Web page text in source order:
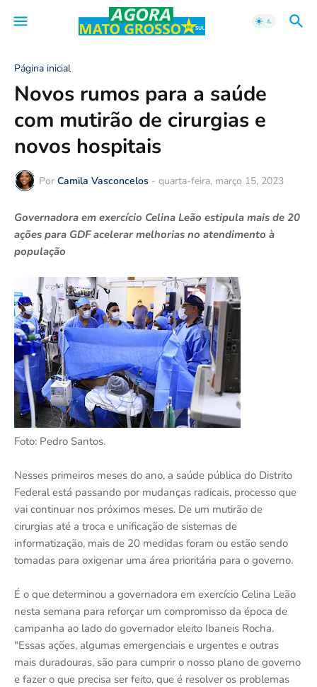
Página inicial
Novos rumos para a saúde
com mutirão de cirurgias e
novos hospitais
Por Camila Vasconcelos - quarta-feira, março 15, 2023
Governadora em exercício Celina Leão estipula mais de 20
ações para GDF acelerar melhorias no atendimento à
população
Foto: Pedro Santos.
Nesses primeiros meses do ano, a saúde pública do Distrito
Federal está passando por mudanças radicais, processo que
vai continuar nos próximos meses. De um mutirão de
cirurgias até a troca e unificação de sistemas de
informatização, mais de 20 medidas foram ou estão sendo
tomadas para oxigenar uma área prioritária para o governo.
É o que determinou a governadora em exercício Celina Leão
nesta semana para reforçar um compromisso da época de
campanha ao lado do governador eleito Ibaneis Rocha.
"Essas ações, algumas emergenciais e urgentes e outras
mais duradouras, são para cumprir o nosso plano de governo
e fazer o que precisa ser feito, que é resolver os problemas